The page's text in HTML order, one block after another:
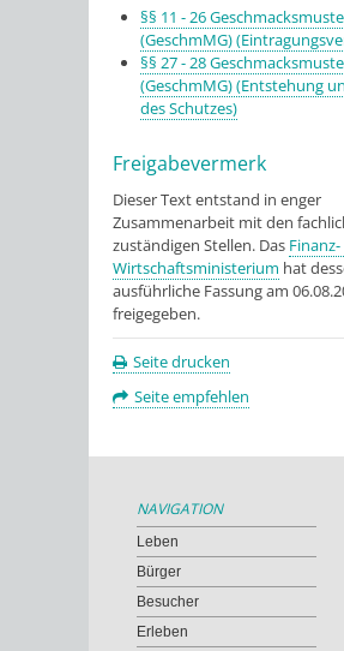
§§ 11 - 26
(GeschmMG)
§§ 27 - 28
(GeschmMG) (Entstehung
des Schutzes)
Freigabevermerk
Dieser Text entstand in enger
Zusammenarbeit mit den
zuständigen Stellen. Das
Wirtschaftsministerium hat
ausführliche Fassung am
freigegeben.
Seite drucken
Seite empfehlen
NAVIGATION
Leben
Bürger
Besucher
Erleben